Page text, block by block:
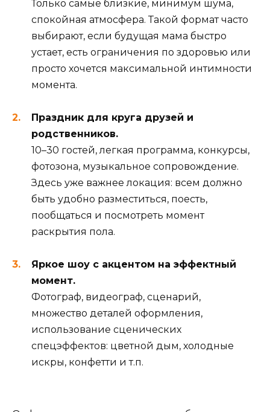
Только самые близкие, минимум шума,
спокойная атмосфера. Такой формат часто
выбирают, если будущая мама быстро
устает, есть ограничения по здоровью или
просто хочется максимальной интимности
момента.
Праздник для круга друзей и
родственников.
10–30 гостей, легкая программа, конкурсы,
фотозона, музыкальное сопровождение.
Здесь уже важнее локация: всем должно
быть удобно разместиться, поесть,
пообщаться и посмотреть момент
раскрытия пола.
Яркое шоу с акцентом на эффектный
момент.
Фотограф, видеограф, сценарий,
множество деталей оформления,
использование сценических
спецэффектов: цветной дым, холодные
искры, конфетти и т.п.